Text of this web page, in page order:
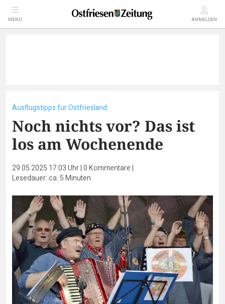
MENÜ ANMELDEN
Ausflugstipps für Ostfriesland
Noch nichts vor? Das ist
los am Wochenende
29.05.2025 17:03 Uhr| 0 Kommentare |
Lesedauer: ca. 5 Minuten